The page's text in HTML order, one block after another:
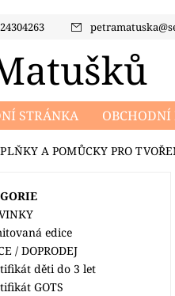
petramatuska@
STRÁNKA
ZNAČKY
A POMŮCKY PRO
edice
/ DOPRODEJ
děti do 3 let
GOTS